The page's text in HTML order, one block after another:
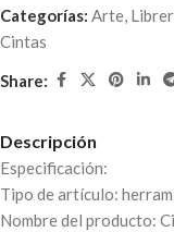
Categorías: Arte,
Cintas
Share:
Descripción
Especificación:
Tipo de artículo:
Nombre del producto: